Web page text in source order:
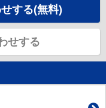
する(無料)
せする